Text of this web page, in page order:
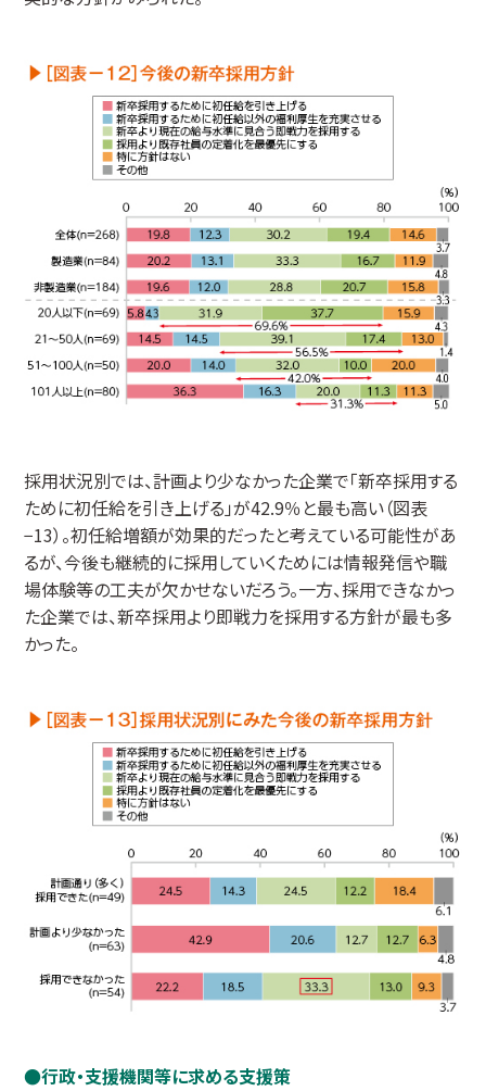
採用状況別では、計画より少なかった企業で「新卒採用する
ために初任給を引き上げる」が42.9％と最も高い（図表
−13）。初任給増額が効果的だったと考えている可能性があ
るが、今後も継続的に採用していくためには情報発信や職
場体験等の工夫が欠かせないだろう。一方、採用できなかっ
た企業では、新卒採用より即戦力を採用する方針が最も多
かった。
行政・支援機関等に求める支援策